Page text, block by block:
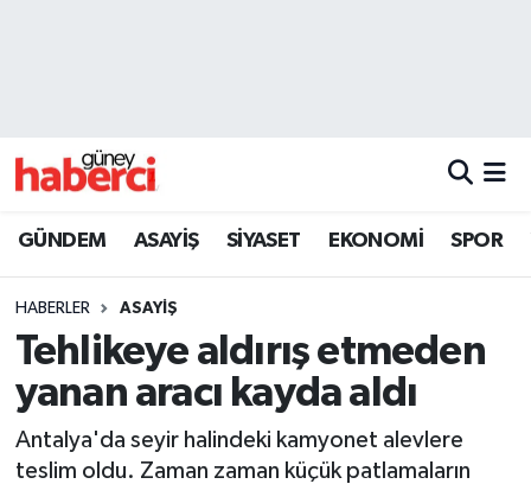
GÜNDEM ASAYİŞ SİYASET EKONOMİ SPOR
HABERLER ASAYİŞ
Tehlikeye aldırış etmeden
yanan aracı kayda aldı
Antalya'da seyir halindeki kamyonet alevlere
teslim oldu. Zaman zaman küçük patlamaların
Beyoğlu Trafik Yoğunluk Haritası
Son Dakika Haberleri
Haber Arşivi